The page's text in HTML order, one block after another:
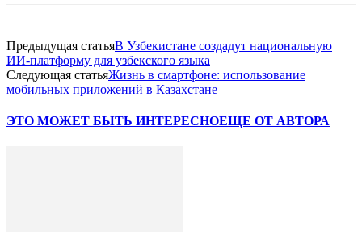
Предыдущая статьяВ Узбекистане создадут национальную
ИИ-платформу для узбекского языка
Следующая статьяЖизнь в смартфоне: использование
мобильных приложений в Казахстане
ЭТО МОЖЕТ БЫТЬ ИНТЕРЕСНОЕЩЕ ОТ АВТОРА